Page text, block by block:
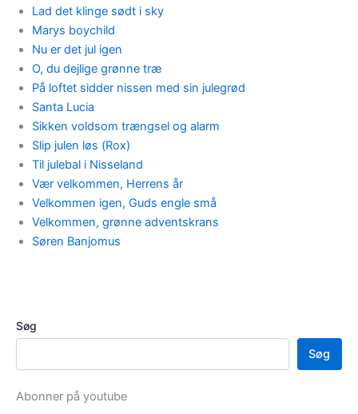
Lad det klinge sødt i sky
Marys boychild
Nu er det jul igen
O, du dejlige grønne træ
På loftet sidder nissen med sin julegrød
Santa Lucia
Sikken voldsom trængsel og alarm
Slip julen løs (Rox)
Til julebal i Nisseland
Vær velkommen, Herrens år
Velkommen igen, Guds engle små
Velkommen, grønne adventskrans
Søren Banjomus
Søg
Søg
Abonner på youtube